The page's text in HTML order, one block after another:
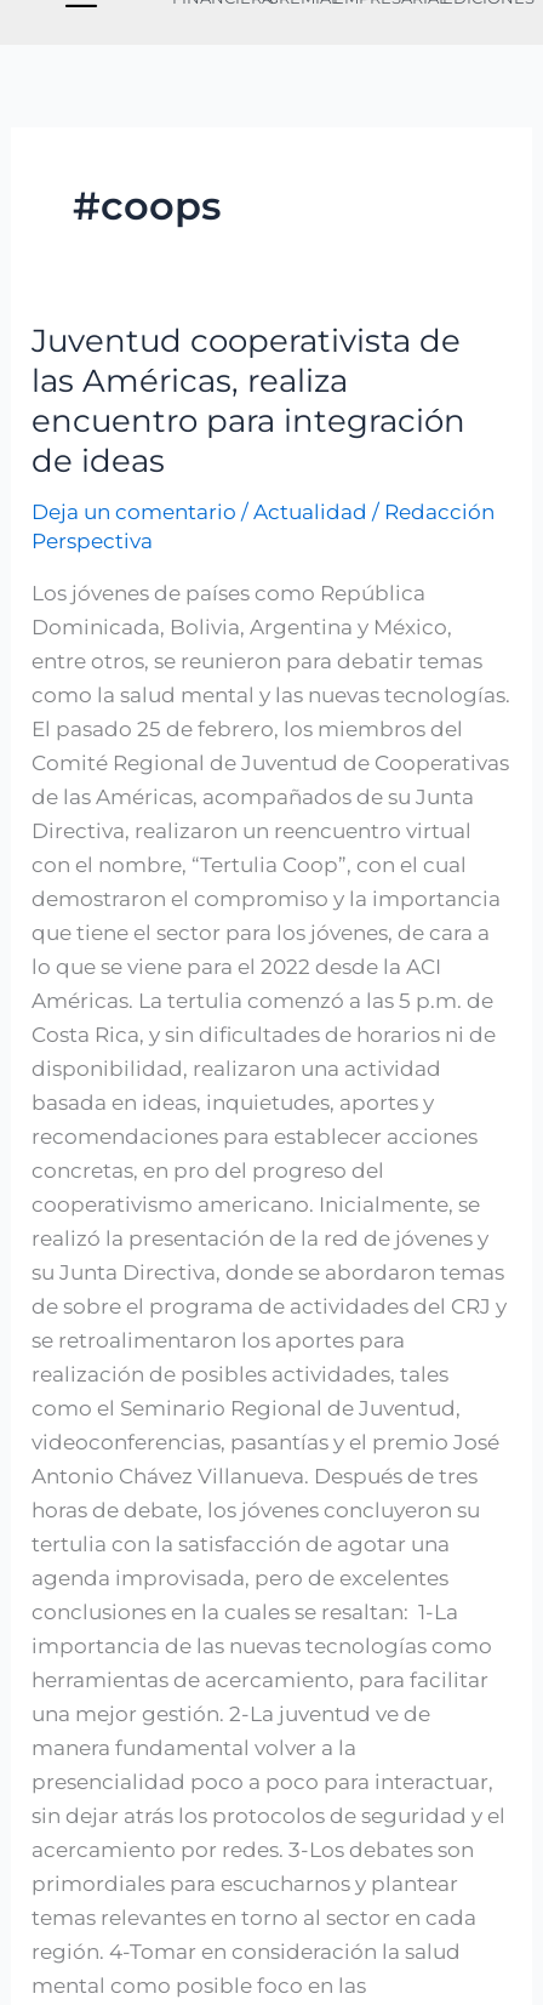
#coops
Juventud cooperativista de
las Américas, realiza
encuentro para integración
de ideas
Deja un comentario /Actualidad / Redacción
Perspectiva
Los jóvenes de países como República
Dominicada, Bolivia, Argentina y México,
entre otros, se reunieron para debatir temas
como la salud mental y las nuevas tecnologías.
El pasado 25 de febrero, los miembros del
Comité Regional de Juventud de Cooperativas
de las Américas, acompañados de su Junta
Directiva, realizaron un reencuentro virtual
con el nombre, “Tertulia Coop”, con el cual
demostraron el compromiso y la importancia
que tiene el sector para los jóvenes, de cara a
lo que se viene para el 2022 desde la ACI
Américas. La tertulia comenzó a las 5 p.m. de
Costa Rica, y sin dificultades de horarios ni de
disponibilidad, realizaron una actividad
basada en ideas, inquietudes, aportes y
recomendaciones para establecer acciones
concretas, en pro del progreso del
cooperativismo americano. Inicialmente, se
realizó la presentación de la red de jóvenes y
su Junta Directiva, donde se abordaron temas
de sobre el programa de actividades del CRJ y
se retroalimentaron los aportes para
realización de posibles actividades, tales
como el Seminario Regional de Juventud,
videoconferencias, pasantías y el premio José
Antonio Chávez Villanueva. Después de tres
horas de debate, los jóvenes concluyeron su
tertulia con la satisfacción de agotar una
agenda improvisada, pero de excelentes
conclusiones en la cuales se resaltan: 1-La
importancia de las nuevas tecnologías como
herramientas de acercamiento, para facilitar
una mejor gestión. 2-La juventud ve de
manera fundamental volver a la
presencialidad poco a poco para interactuar,
sin dejar atrás los protocolos de seguridad y el
acercamiento por redes. 3-Los debates son
primordiales para escucharnos y plantear
temas relevantes en torno al sector en cada
región. 4-Tomar en consideración la salud
mental como posible foco en las
Juventud
cooperativista
las
Américas,
realiza
encuentro
integración
de
ideas